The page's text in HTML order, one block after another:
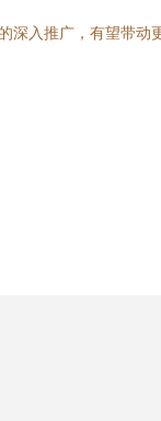
深入推广，有望带动